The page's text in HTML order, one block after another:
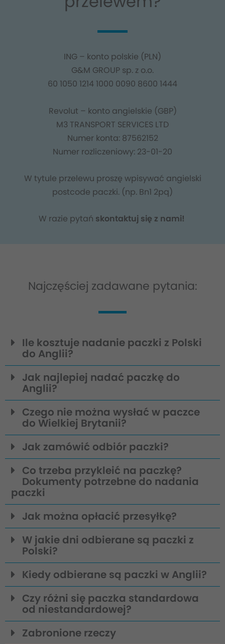
ING – konto polskie (PLN)
G&M GROUP sp. z o.o.
60 1050 1214 1000 0090 8600 1444
Revolut – konto angielskie (GBP)
M3 TRANSPORT SERVICES LTD
Numer konta: 87562152
Numer rozliczeniowy: 23-01-20
W tytule przelewu proszę wpisywać angielski
postcode paczki. (np. Bn1 2pq)
W razie pytań skontaktuj się z nami!
Najczęściej zadawane pytania:
Ile kosztuje nadanie paczki z Polski
do Anglii?
Jak najlepiej nadać paczkę do
Anglii?
Czego nie można wysłać w paczce
do Wielkiej Brytanii?
Jak zamówić odbiór paczki?
Co trzeba przykleić na paczkę?
Dokumenty potrzebne do nadania
paczki
Jak można opłacić przesyłkę?
W jakie dni odbierane są paczki z
Polski?
Kiedy odbierane są paczki w Anglii?
Czy różni się paczka standardowa
od niestandardowej?
Zabronione rzeczy